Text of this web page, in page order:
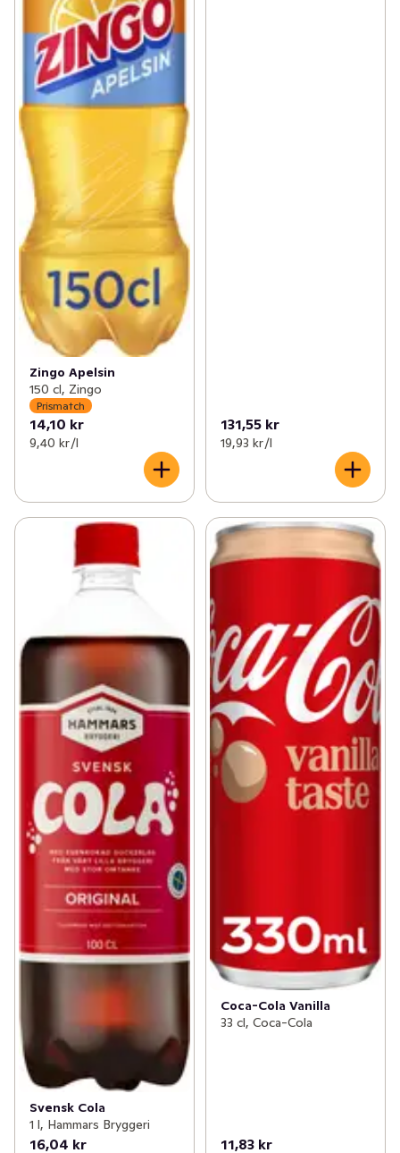
Zingo Apelsin
150 cl, Zingo
Prismatch
14,10 kr
9,40 kr /l
131,55 kr
19,93 kr /l
Svensk Cola
1 l, Hammars Bryggeri
16,04 kr
Coca-Cola Vanilla
33 cl, Coca-Cola
11,83 kr